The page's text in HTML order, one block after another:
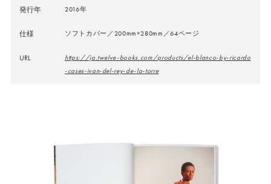
発行年 2016年
仕様 ソフトカバー／200mm×280mm／64ページ
URL
https://ja.twelve-books.com/products/el-blanco-by-ricardo
-cases-ivan-del-rey-de-la-torre